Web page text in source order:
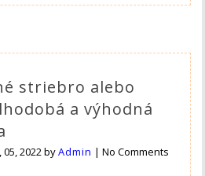
striebro alebo
a výhodná
05, 2022byAdmin |No Comments